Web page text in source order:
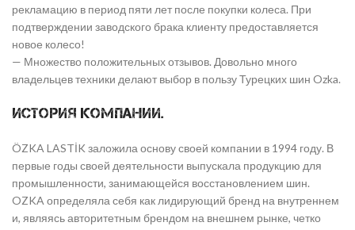
рекламацию в период пяти лет после покупки колеса. При
подтверждении заводского брака клиенту предоставляется
новое колесо!
— Множество положительных отзывов. Довольно много
владельцев техники делают выбор в пользу Турецких шин Ozka.
История компании.
ÖZKA LASTİK заложила основу своей компании в 1994 году. В
первые годы своей деятельности выпускала продукцию для
промышленности, занимающейся восстановлением шин.
OZKA определяла себя как лидирующий бренд на внутреннем
и, являясь авторитетным брендом на внешнем рынке, четко